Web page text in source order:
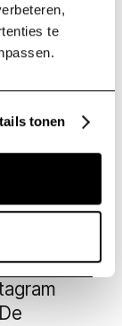
te
tonen
nu
zorgen
bij ons
short form